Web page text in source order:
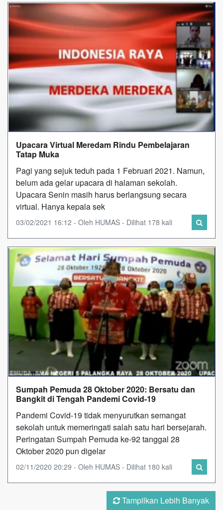
Upacara Virtual Meredam Rindu Pembelajaran
Tatap Muka
Pagi yang sejuk teduh pada 1 Februari 2021. Namun,
belum ada gelar upacara di halaman sekolah.
Upacara Senin masih harus berlangsung secara
virtual. Hanya kepala sek
03/02/2021 16:12 - Oleh HUMAS - Dilihat 178 kali
Sumpah Pemuda 28 Oktober 2020: Bersatu dan
Bangkit di Tengah Pandemi Covid-19
Pandemi Covid-19 tidak menyurutkan semangat
sekolah untuk memeringati salah satu hari bersejarah.
Peringatan Sumpah Pemuda ke-92 tanggal 28
Oktober 2020 pun digelar
02/11/2020 20:29 - Oleh HUMAS - Dilihat 180 kali
Tampilkan Lebih Banyak